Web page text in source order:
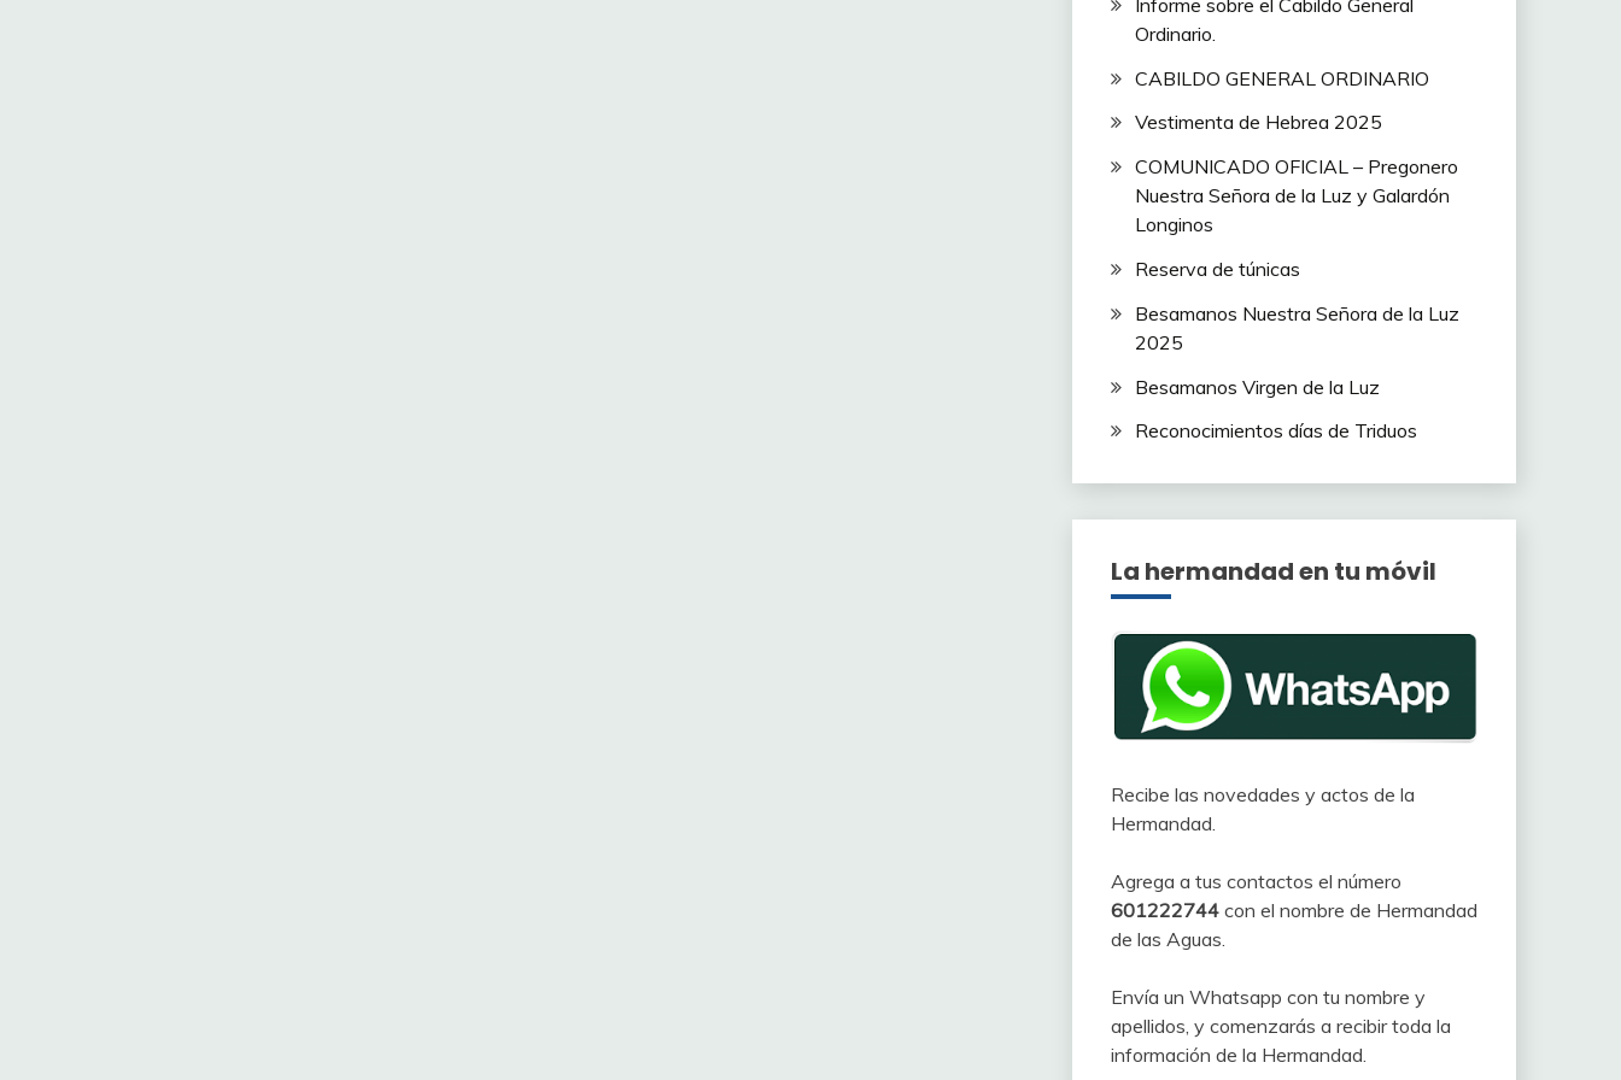
Ordinario.
CABILDO GENERAL ORDINARIO
Vestimenta de Hebrea 2025
COMUNICADO OFICIAL – Pregonero
Nuestra Señora de la Luz y Galardón
Longinos
Reserva de túnicas
Besamanos Nuestra Señora de la Luz
2025
Besamanos Virgen de la Luz
Reconocimientos días de Triduos
La hermandad en tu móvil
Recibe las novedades y actos de la
Hermandad.
Agrega a tus contactos el número
601222744con el nombre de Hermandad
de las Aguas.
Envía un Whatsapp con tu nombre y
apellidos, y comenzarás a recibir toda la
información de la Hermandad.